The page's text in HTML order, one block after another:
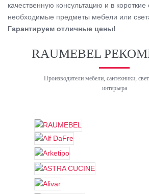
качественную консультацию и в
необходимые предметы мебели или
Гарантируем отличные цены!
RAUMEBEL
Производители мебели, сантехники,
интерьера